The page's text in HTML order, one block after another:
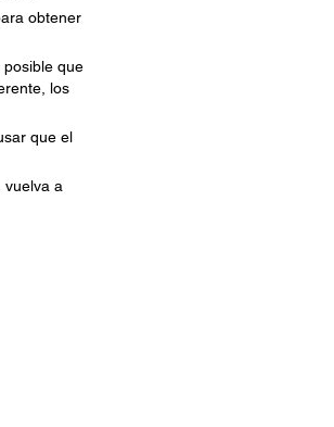
obtener
que
los
que el
vuelva a